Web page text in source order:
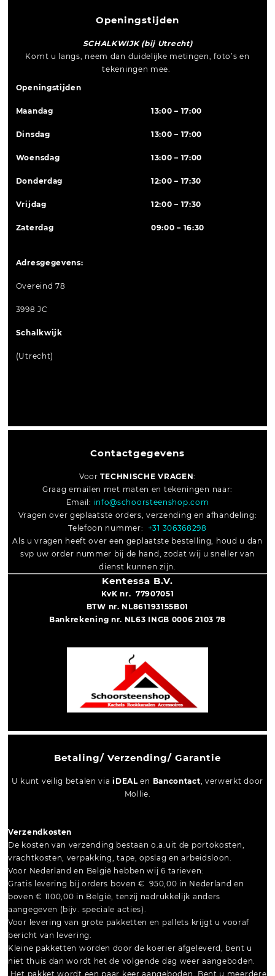
Betaling/ Verzending/ Garantie
U kunt veilig betalen viaiDEALen Bancontact, verwerkt door
Mollie.
Verzendkosten
De kosten van verzending bestaan o.a.uit de portokosten,
vrachtkosten, verpakking, tape, opslag en arbeidsloon.
Voor Nederland en België hebben wij 6 tarieven:
Gratis levering bij orders boven € 950,00 in Nederland en
boven € 1100,00 in België, tenzij nadrukkelijk anders
aangegeven (bijv. speciale acties).
Voor levering van grote pakketten en pallets krijgt u vooraf
bericht van levering.
Kleine pakketten worden door de koerier afgeleverd, bent u
niet thuis dan wordt het de volgende dag weer aangeboden.
Het pakket wordt een paar keer aangeboden. Bent u meerdere
Contactgegevens
VoorTECHNISCHE VRAGEN:
Graag emailen met maten en tekeningen naar:
Email: info@schoorsteenshop.com
Vragen over geplaatste orders, verzending en afhandeling:
Telefoon nummer: +31 306368298
Als u vragen heeft over een geplaatste bestelling, houd u dan
svp uw order nummer bij de hand, zodat wij u sneller van
dienst kunnen zijn.
Kentessa B.V.
KvK nr. 77907051
BTW nr. NL861193155B01
Bankrekening nr. NL63 INGB 0006 2103 78
Openingstijden
SCHALKWIJK (bij Utrecht)
Komt u langs, neem dan duidelijke metingen, foto’s en
tekeningen mee.
Openingstijden
Maandag 13:00 – 17:00
Dinsdag 13:00 – 17:00
Woensdag 13:00 – 17:00
Donderdag 12:00 – 17:30
Vrijdag 12:00 – 17:30
Zaterdag 09:00 – 16:30
Adresgegevens:
Overeind 78
3998 JC
Schalkwijk
(Utrecht)